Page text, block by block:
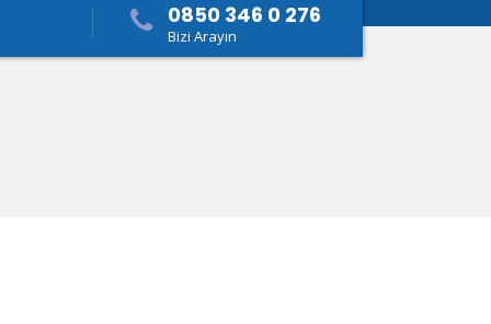
0850 346 0 276
Bizi Arayın